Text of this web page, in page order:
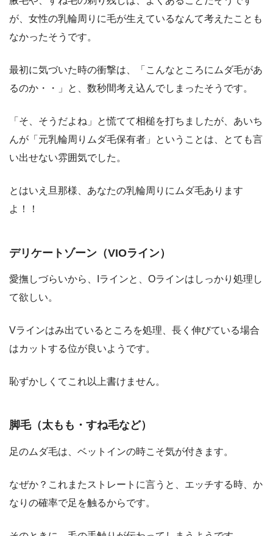
が、女性の乳輪周りに毛が生えているなんて考えたことも
なかったそうです。
最初に気づいた時の衝撃は、「こんなところにムダ毛があ
るのか・・」と、数秒間考え込んでしまったそうです。
「そ、そうだよね」と慌てて相槌を打ちましたが、あいち
んが「元乳輪周りムダ毛保有者」ということは、とても言
い出せない雰囲気でした。
とはいえ旦那様、あなたの乳輪周りにムダ毛あります
よ！！
デリケートゾーン（VIOライン）
愛撫しづらいから、Iラインと、Oラインはしっかり処理し
て欲しい。
Vラインはみ出ているところを処理、長く伸びている場合
はカットする位が良いようです。
恥ずかしくてこれ以上書けません。
脚毛（太もも・すね毛など）
足のムダ毛は、ベットインの時こそ気が付きます。
なぜか？これまたストレートに言うと、エッチする時、か
なりの確率で足を触るからです。